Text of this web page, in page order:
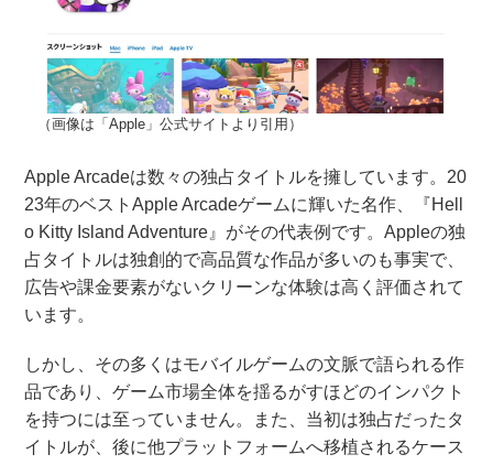
（画像は「Apple」公式サイトより引用）
Apple Arcadeは数々の独占タイトルを擁しています。20
23年のベストApple Arcadeゲームに輝いた名作、『Hell
o Kitty Island Adventure』がその代表例です。Appleの独
占タイトルは独創的で高品質な作品が多いのも事実で、
広告や課金要素がないクリーンな体験は高く評価されて
います。
しかし、その多くはモバイルゲームの文脈で語られる作
品であり、ゲーム市場全体を揺るがすほどのインパクト
を持つには至っていません。また、当初は独占だったタ
イトルが、後に他プラットフォームへ移植されるケース